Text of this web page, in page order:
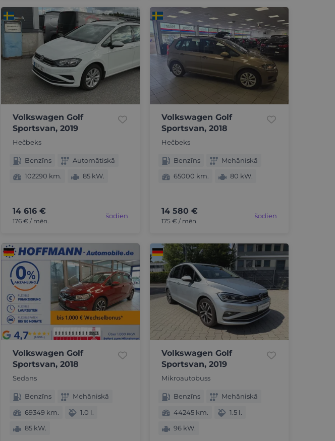
Volkswagen Golf
Sportsvan, 2019
Hečbeks
Benzīns
Automātiskā
102290 km.
85 kW.
14 616 €
176 € / mēn.
šodien
Volkswagen Golf
Sportsvan, 2018
Hečbeks
Benzīns
Mehāniskā
65000 km.
80 kW.
14 580 €
175 € / mēn.
šodien
Volkswagen Golf
Sportsvan, 2018
Sedans
Benzīns
Mehāniskā
69349 km.
1.0 l.
85 kW.
Volkswagen Golf
Sportsvan, 2019
Mikroautobuss
Benzīns
Mehāniskā
44245 km.
1.5 l.
96 kW.